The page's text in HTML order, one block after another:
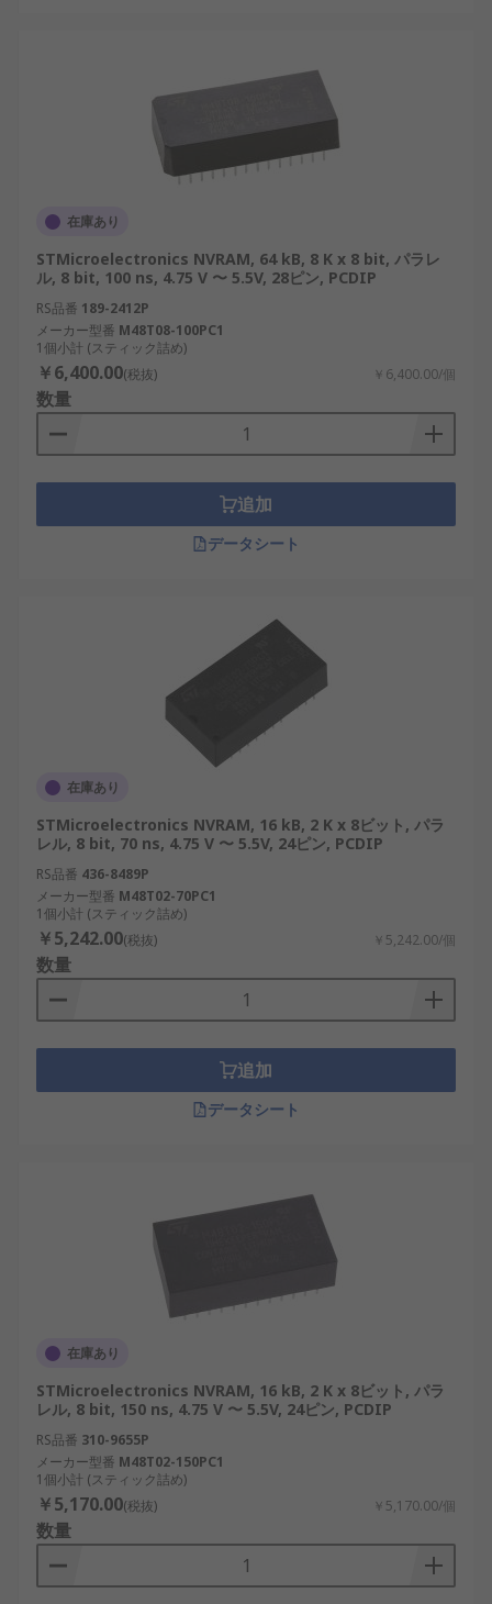
在庫あり
STMicroelectronics NVRAM, 64 kB, 8 K x 8 bit, パラレ
ル, 8 bit, 100 ns, 4.75 V 〜 5.5V, 28ピン, PCDIP
RS品番 189-2412P
メーカー型番 M48T08-100PC1
1個小計 (スティック詰め)
￥6,400.00(税抜) ￥6,400.00/個
数量
追加
データシート
在庫あり
STMicroelectronics NVRAM, 16 kB, 2 K x 8ビット, パラ
レル, 8 bit, 70 ns, 4.75 V 〜 5.5V, 24ピン, PCDIP
RS品番 436-8489P
メーカー型番 M48T02-70PC1
1個小計 (スティック詰め)
￥5,242.00(税抜) ￥5,242.00/個
数量
追加
データシート
在庫あり
STMicroelectronics NVRAM, 16 kB, 2 K x 8ビット, パラ
レル, 8 bit, 150 ns, 4.75 V 〜 5.5V, 24ピン, PCDIP
RS品番 310-9655P
メーカー型番 M48T02-150PC1
1個小計 (スティック詰め)
￥5,170.00(税抜) ￥5,170.00/個
数量